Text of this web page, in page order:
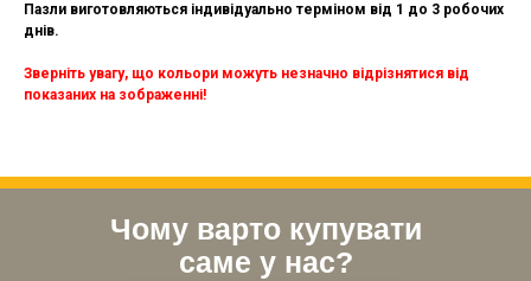
Пазли виготовляються індивідуально терміном від 1 до 3 робочих
днів.
Зверніть увагу, що кольори можуть незначно відрізнятися від
показаних на зображенні!
Чому варто купувати
саме у нас?